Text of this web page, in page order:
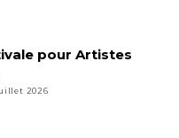
pour Artistes
2026